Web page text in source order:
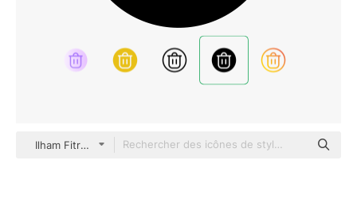
Ilham Fitrotul Hayat Glyph